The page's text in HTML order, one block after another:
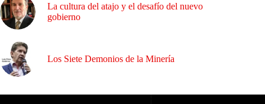
La cultura del atajo y el desafío del nuevo
gobierno
Los Siete Demonios de la Minería